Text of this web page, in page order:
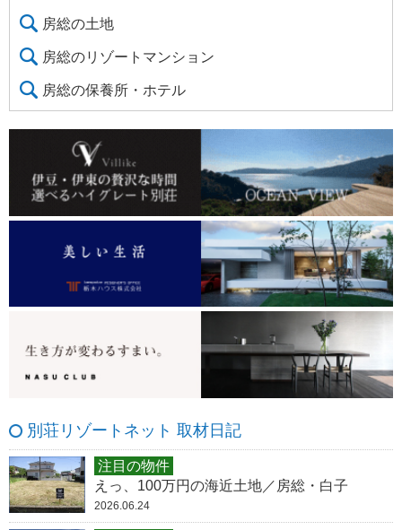
房総の土地
房総のリゾートマンション
房総の保養所・ホテル
別荘リゾートネット 取材日記
注目の物件
えっ、100万円の海近土地／房総・白子
2026.06.24